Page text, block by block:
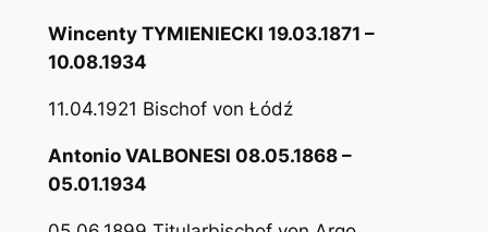
Wincenty TYMIENIECKI 19.03.1871 –
10.08.1934
11.04.1921 Bischof von Łódź
Antonio VALBONESI 08.05.1868 –
05.01.1934